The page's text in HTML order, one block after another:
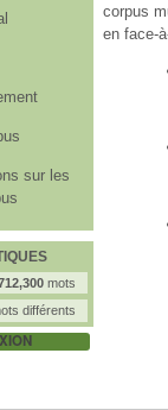
sur les
mots
différents
corpus
en face-